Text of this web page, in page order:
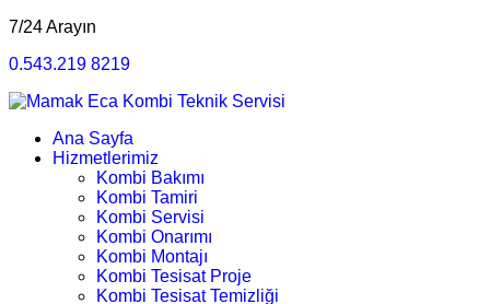
7/24 Arayın
0.543.219 8219
Ana Sayfa
Hizmetlerimiz
Kombi Bakımı
Kombi Tamiri
Kombi Servisi
Kombi Onarımı
Kombi Montajı
Kombi Tesisat Proje
Kombi Tesisat Temizliği